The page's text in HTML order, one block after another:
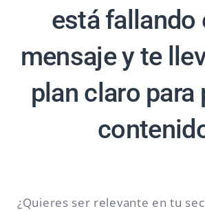
está fallando
mensaje y te
plan claro para
¿Quieres ser relevante en tu